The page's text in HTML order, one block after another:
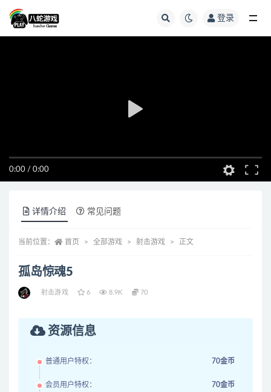
登录
0:00 / 0:00
详情介绍 常见问题
当前位置： 首页 全部游戏 射击游戏 正文
孤岛惊魂5
射击游戏 6 8.9K 70
资源信息
普通用户特权： 70金币
会员用户特权： 70金币